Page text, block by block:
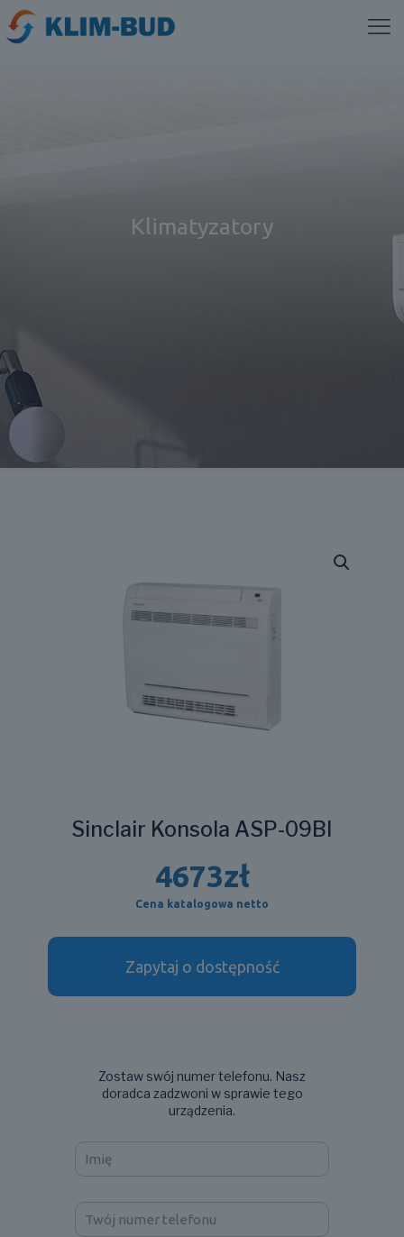
Klimatyzatory
Sinclair Konsola ASP-09BI
4673zł
Cena katalogowa netto
Zapytaj o dostępność
Zostaw swój numer telefonu. Nasz
doradca zadzwoni w sprawie tego
urządzenia.